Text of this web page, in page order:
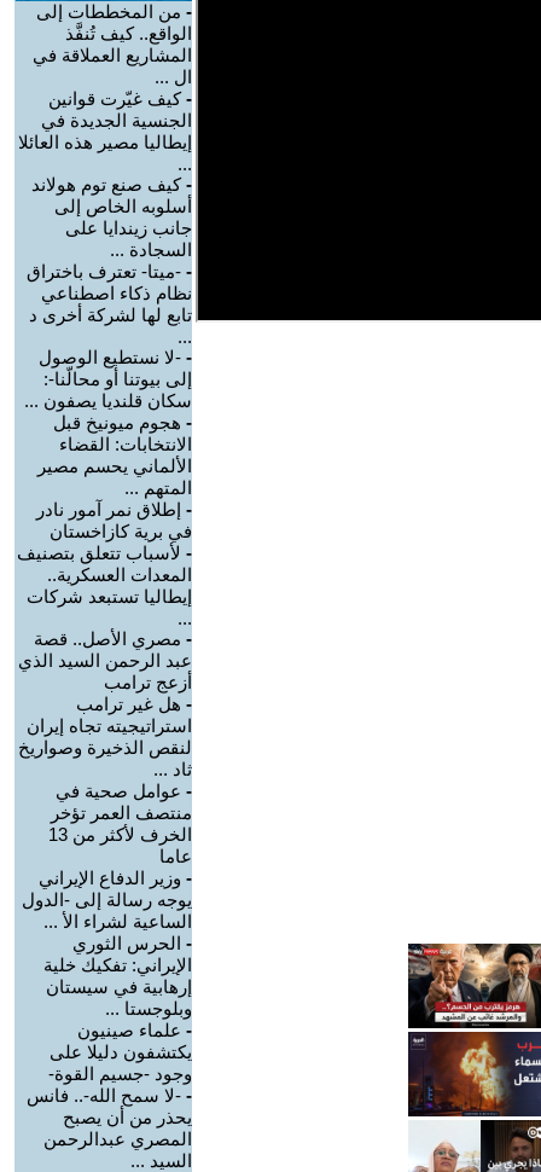
- من المخططات إلى
الواقع.. كيف تُنفَّذ
المشاريع العملاقة في
ال ...
-كيف غيّرت قوانين
الجنسية الجديدة في
إيطاليا مصير هذه العائلا
...
-كيف صنع توم هولاند
أسلوبه الخاص إلى
جانب زيندايا على
السجادة ...
- -ميتا- تعترف باختراق
نظام ذكاء اصطناعي
تابع لها لشركة أخرى د
...
- -لا نستطيع الوصول
إلى بيوتنا أو محالّنا-:
سكان قلنديا يصفون ...
- هجوم ميونيخ قبل
الانتخابات: القضاء
الألماني يحسم مصير
المتهم ...
- إطلاق نمر آمور نادر
في برية كازاخستان
- لأسباب تتعلق بتصنيف
المعدات العسكرية..
إيطاليا تستبعد شركات
...
- مصري الأصل.. قصة
عبد الرحمن السيد الذي
أزعج ترامب
- هل غير ترامب
استراتيجيته تجاه إيران
لنقص الذخيرة وصواريخ
ثاد ...
- عوامل صحية في
منتصف العمر تؤخر
الخرف لأكثر من 13
عاما
- وزير الدفاع الإيراني
يوجه رسالة إلى -الدول
الساعية لشراء الأ ...
- الحرس الثوري
الإيراني: تفكيك خلية
إرهابية في سيستان
وبلوجستا ...
- علماء صينيون
يكتشفون دليلا على
وجود -جسيم القوة-
- -لا سمح الله-.. فانس
يحذر من أن يصبح
المصري عبدالرحمن
السيد ...